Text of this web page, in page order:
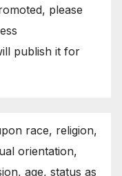
please
publish it for
race, religion,
orientation,
age, status as